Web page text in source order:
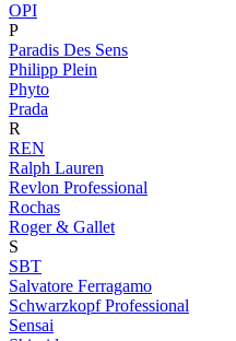
OPI
P
Paradis Des Sens
Philipp Plein
Phyto
Prada
R
REN
Ralph Lauren
Revlon Professional
Rochas
Roger & Gallet
S
SBT
Salvatore Ferragamo
Schwarzkopf Professional
Sensai